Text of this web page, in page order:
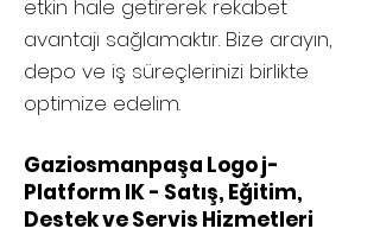
etkin hale getirerek rekabet
avantajı sağlamaktır. Bize arayın,
depo ve iş süreçlerinizi birlikte
optimize edelim.
Gaziosmanpaşa Logo j-
Platform IK - Satış, Eğitim,
Destek ve Servis Hizmetleri